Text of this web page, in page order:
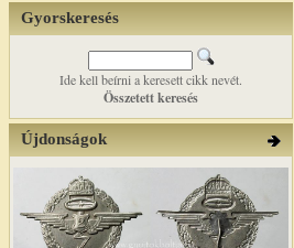
Gyorskeresés
Ide kell beírni a keresett cikk nevét.
Összetett keresés
Újdonságok